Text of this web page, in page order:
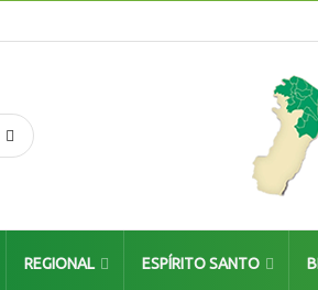
REGIONAL ESPÍRITO SANTO